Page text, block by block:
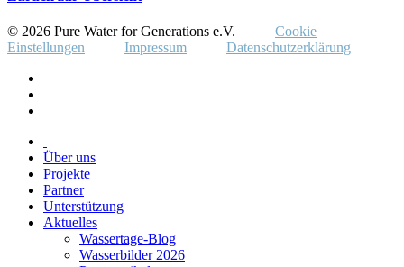
© 2026 Pure Water for Generations e.V.
Cookie
Einstellungen
Impressum Datenschutzerklärung
Über uns
Projekte
Partner
Unterstützung
Aktuelles
Wassertage-Blog
Wasserbilder 2026